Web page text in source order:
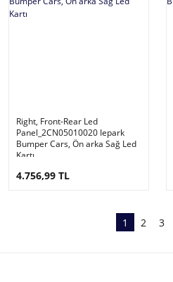
Right, Front-Rear Led
Panel_2CN05010020 Iepark
Bumper Cars, Ön arka Sağ Led
Kartı
4.756,99 TL
1 2 3